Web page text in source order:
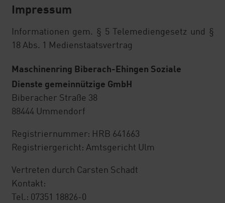
Impressum
Informationen gem. § 5 Telemediengesetz und §
18 Abs. 1 Medienstaatsvertrag
Maschinenring Biberach-Ehingen Soziale
Dienste gemeinnützige GmbH
Biberacher Straße 38
88444 Ummendorf
Registriernummer: HRB 641663
Registriergericht: Amtsgericht Ulm
Vertreten durch Carsten Schadt
Kontakt:
Tel.: 07351 18826-0
MeinRing
MR Reisen und Hotelgutscheine
Rechtsfragen
MRVV
Abrechnungsservice
Bodenproben